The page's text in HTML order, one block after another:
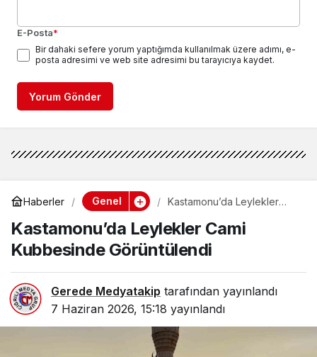
E-Posta*
Bir dahaki sefere yorum yaptığımda kullanılmak üzere adımı, e-
posta adresimi ve web site adresimi bu tarayıcıya kaydet.
Yorum Gönder
Haberler Genel
Kastamonu’da Leylekler
Görüntülendi
Kastamonu’da Leylekler Cami
Kubbesinde Görüntülendi
Gerede Medyatakip tarafından yayınlandı
7 Haziran 2026, 15:18 yayınlandı